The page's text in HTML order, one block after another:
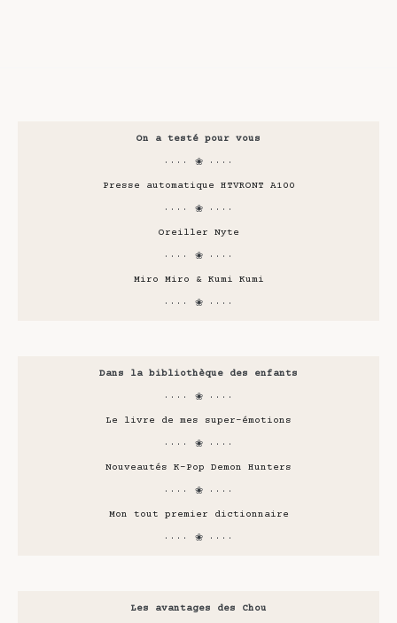
On a testé pour vous
···· ❀ ····
Presse automatique HTVRONT A100
···· ❀ ····
Oreiller Nyte
···· ❀ ····
Miro Miro & Kumi Kumi
···· ❀ ····
Dans la bibliothèque des enfants
···· ❀ ····
Le livre de mes super-émotions
···· ❀ ····
Nouveautés K-Pop Demon Hunters
···· ❀ ····
Mon tout premier dictionnaire
···· ❀ ····
Les avantages des Chou